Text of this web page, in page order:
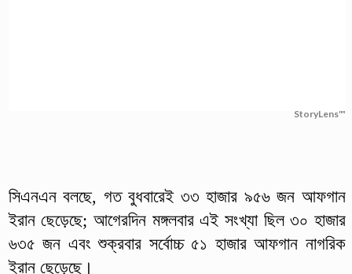
StoryLens™
সিএনএন বলছে, গত বুধবারেই ৩৩ হাজার ৯৫৬ জন আফগান
ইরান ছেড়েছে; আগেরদিন মঙ্গলবার এই সংখ্যা ছিল ৩০ হাজার
৬৩৫ জন এবং শুক্রবার সর্বোচ্চ ৫১ হাজার আফগান নাগরিক
ইরান ছেড়েছে।